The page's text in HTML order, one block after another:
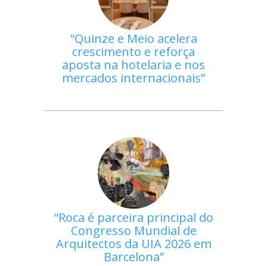
Quinze e Meio acelera
crescimento e reforça
aposta na hotelaria e nos
mercados internacionais
Roca é parceira principal do
Congresso Mundial de
Arquitectos da UIA 2026 em
Barcelona